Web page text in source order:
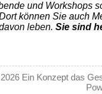
und Workshops
können Sie auch
leben. Sie sind
Ein Konzept das